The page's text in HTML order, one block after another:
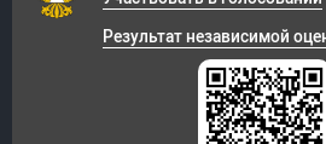
Результат независимой